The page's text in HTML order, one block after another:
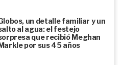
un detalle familiar y un
al agua: el festejo
que recibió Meghan
por sus 45 años